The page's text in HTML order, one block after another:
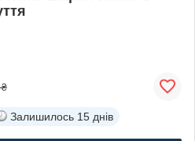
₴
Залишилось 15 днів